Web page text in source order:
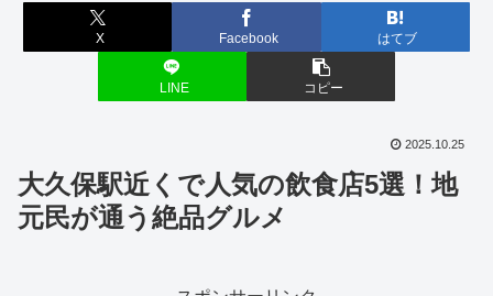
X Facebook はてブ
LINE コピー
2025.10.25
大久保駅近くで人気の飲食店5選！地
元民が通う絶品グルメ